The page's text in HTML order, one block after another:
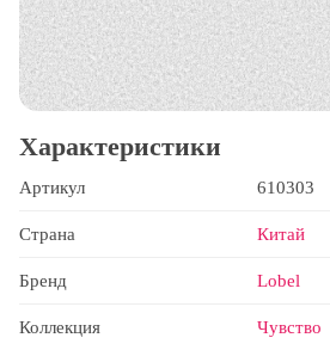
Характеристики
Артикул 610303
Страна Китай
Бренд Lobel
Коллекция
Чувство